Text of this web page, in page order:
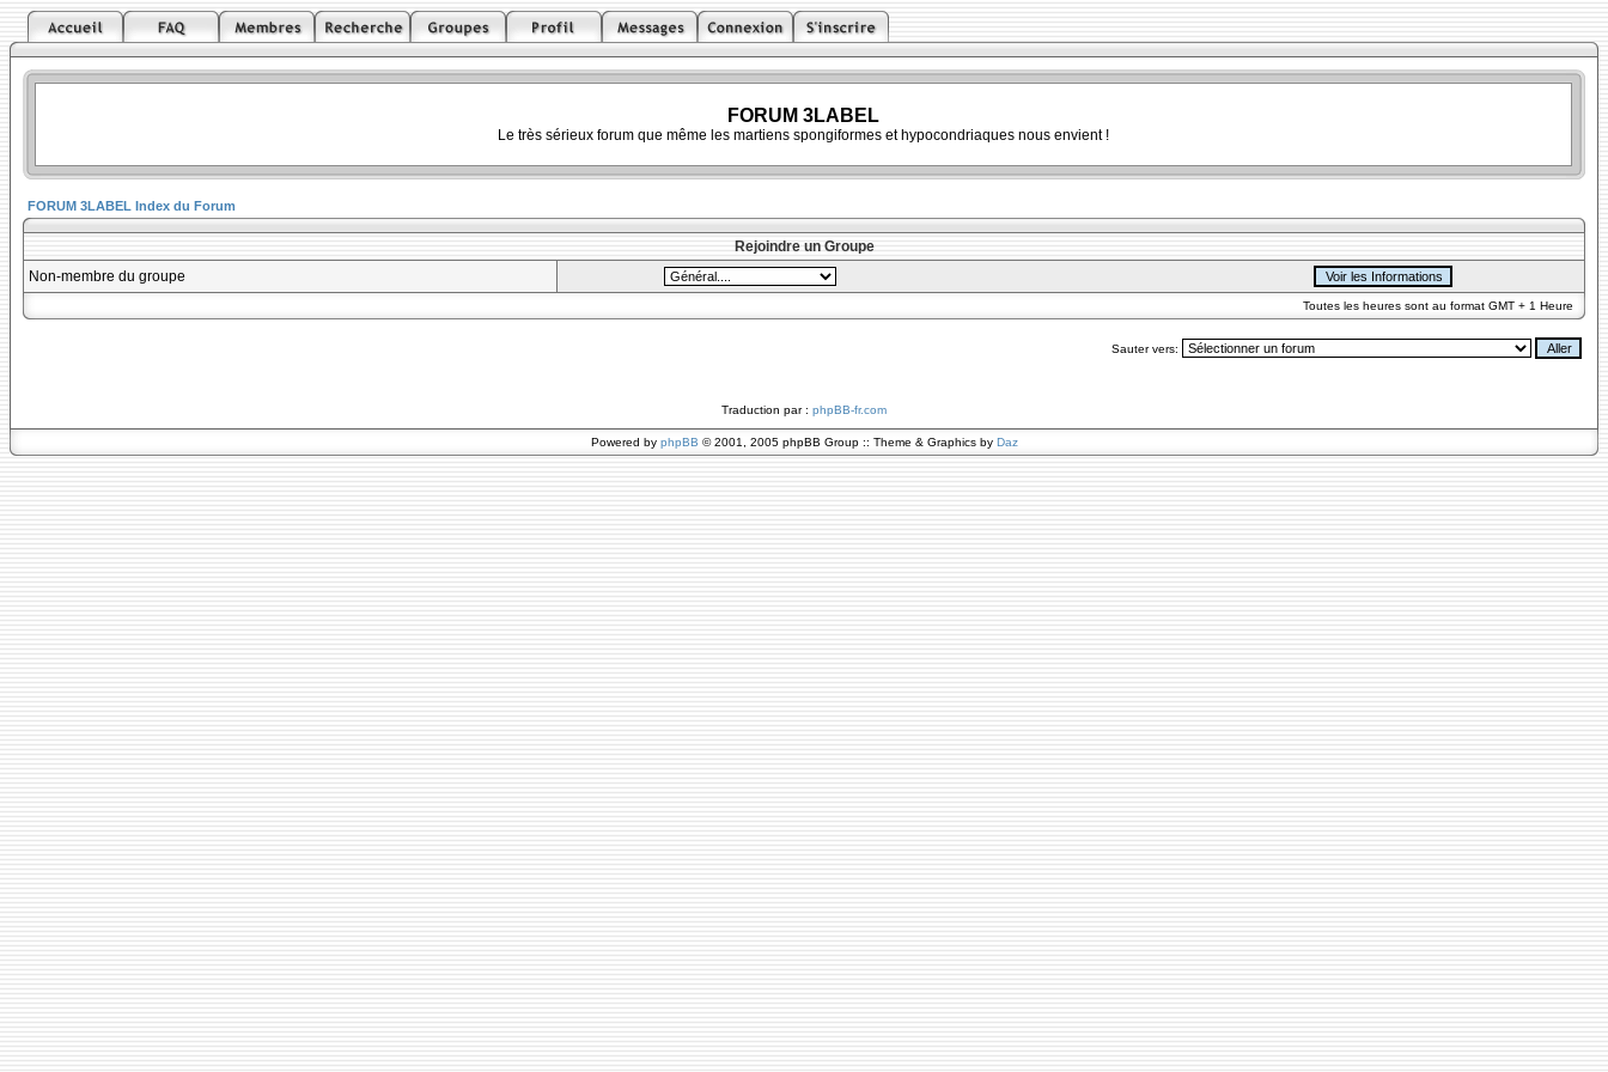
FORUM 3LABEL
Le très sérieux forum que même les martiens spongiformes et hypocondriaques nous envient !
FORUM 3LABEL Index du Forum
Rejoindre un Groupe
Non-membre du groupe
Toutes les heures sont au format GMT + 1 Heure
Sauter vers:
Traduction par : phpBB-fr.com
Powered by phpBB © 2001, 2005 phpBB Group :: Theme & Graphics by Daz